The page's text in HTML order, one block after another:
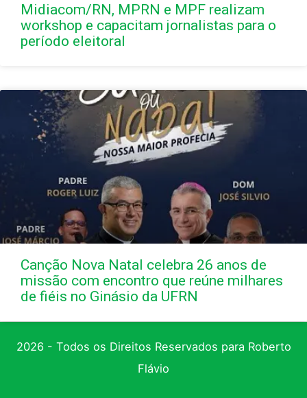
Midiacom/RN, MPRN e MPF realizam
workshop e capacitam jornalistas para o
período eleitoral
Canção Nova Natal celebra 26 anos de
missão com encontro que reúne milhares
de fiéis no Ginásio da UFRN
2026 - Todos os Direitos Reservados para Roberto
Flávio